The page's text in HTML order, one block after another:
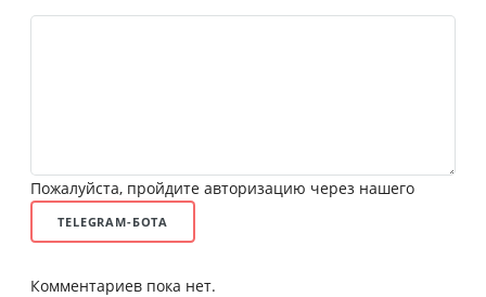
Пожалуйста, пройдите авторизацию через нашего
TELEGRAM-БОТА
Комментариев пока нет.